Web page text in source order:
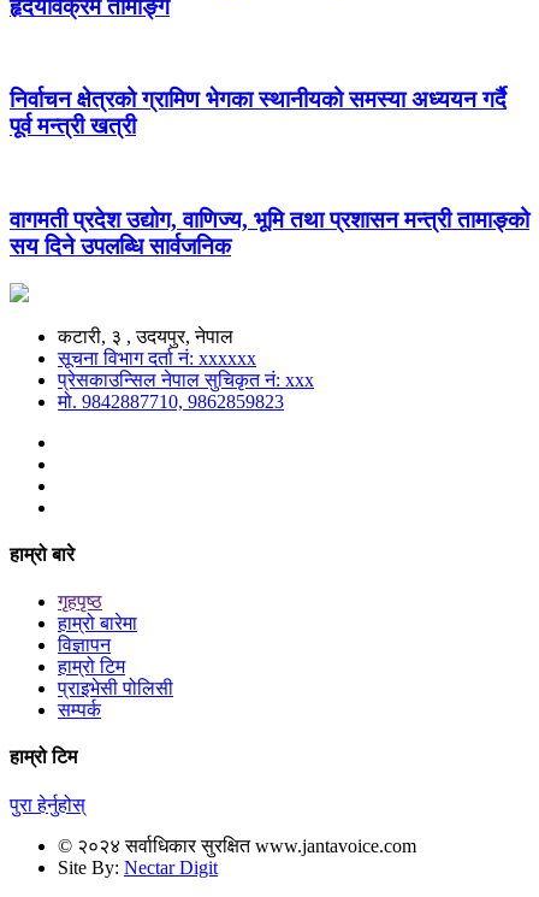
हृदयविक्रम तामाङ्ग
निर्वाचन क्षेत्रको ग्रामिण भेगका स्थानीयको समस्या अध्ययन गर्दै
पूर्व मन्त्री खत्री
वागमती प्रदेश उद्योग, वाणिज्य, भूमि तथा प्रशासन मन्त्री तामाङ्को
सय दिने उपलब्धि सार्वजनिक
कटारी, ३ , उदयपुर, नेपाल
सूचना विभाग दर्ता नं: xxxxxx
प्रेसकाउन्सिल नेपाल सुचिकृत नं: xxx
मो. 9842887710, 9862859823
हाम्रो बारे
गृहपृष्ठ
हाम्रो बारेमा
विज्ञापन
हाम्रो टिम
प्राइभेसी पोलिसी
सम्पर्क
हाम्रो टिम
पुरा हेर्नुहोस्
© २०२४ सर्वाधिकार सुरक्षित www.jantavoice.com
Site By: Nectar Digit